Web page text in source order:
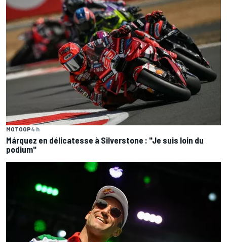
MOTOGP4 h
Márquez en délicatesse à Silverstone : "Je suis loin du
podium"